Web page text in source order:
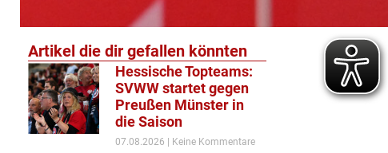
Artikel die dir gefallen könnten
Hessische Topteams:
SVWW startet gegen
Preußen Münster in
die Saison
07.08.2026 Keine Kommentare